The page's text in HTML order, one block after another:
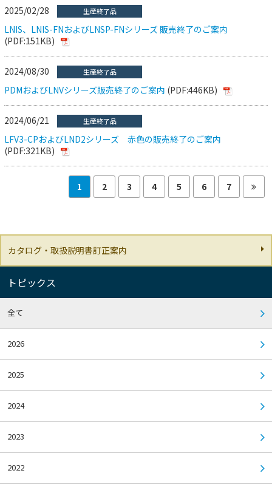
2025/02/28 生産終了品
LNIS、LNIS-FNおよびLNSP-FNシリーズ 販売終了のご案内
(PDF:151KB)
2024/08/30 生産終了品
PDMおよびLNVシリーズ販売終了のご案内 (PDF:446KB)
2024/06/21 生産終了品
LFV3-CPおよびLND2シリーズ 赤色の販売終了のご案内
(PDF:321KB)
1 2 3 4 5 6 7
カタログ・取扱説明書訂正案内
トピックス
全て
2026
2025
2024
2023
2022